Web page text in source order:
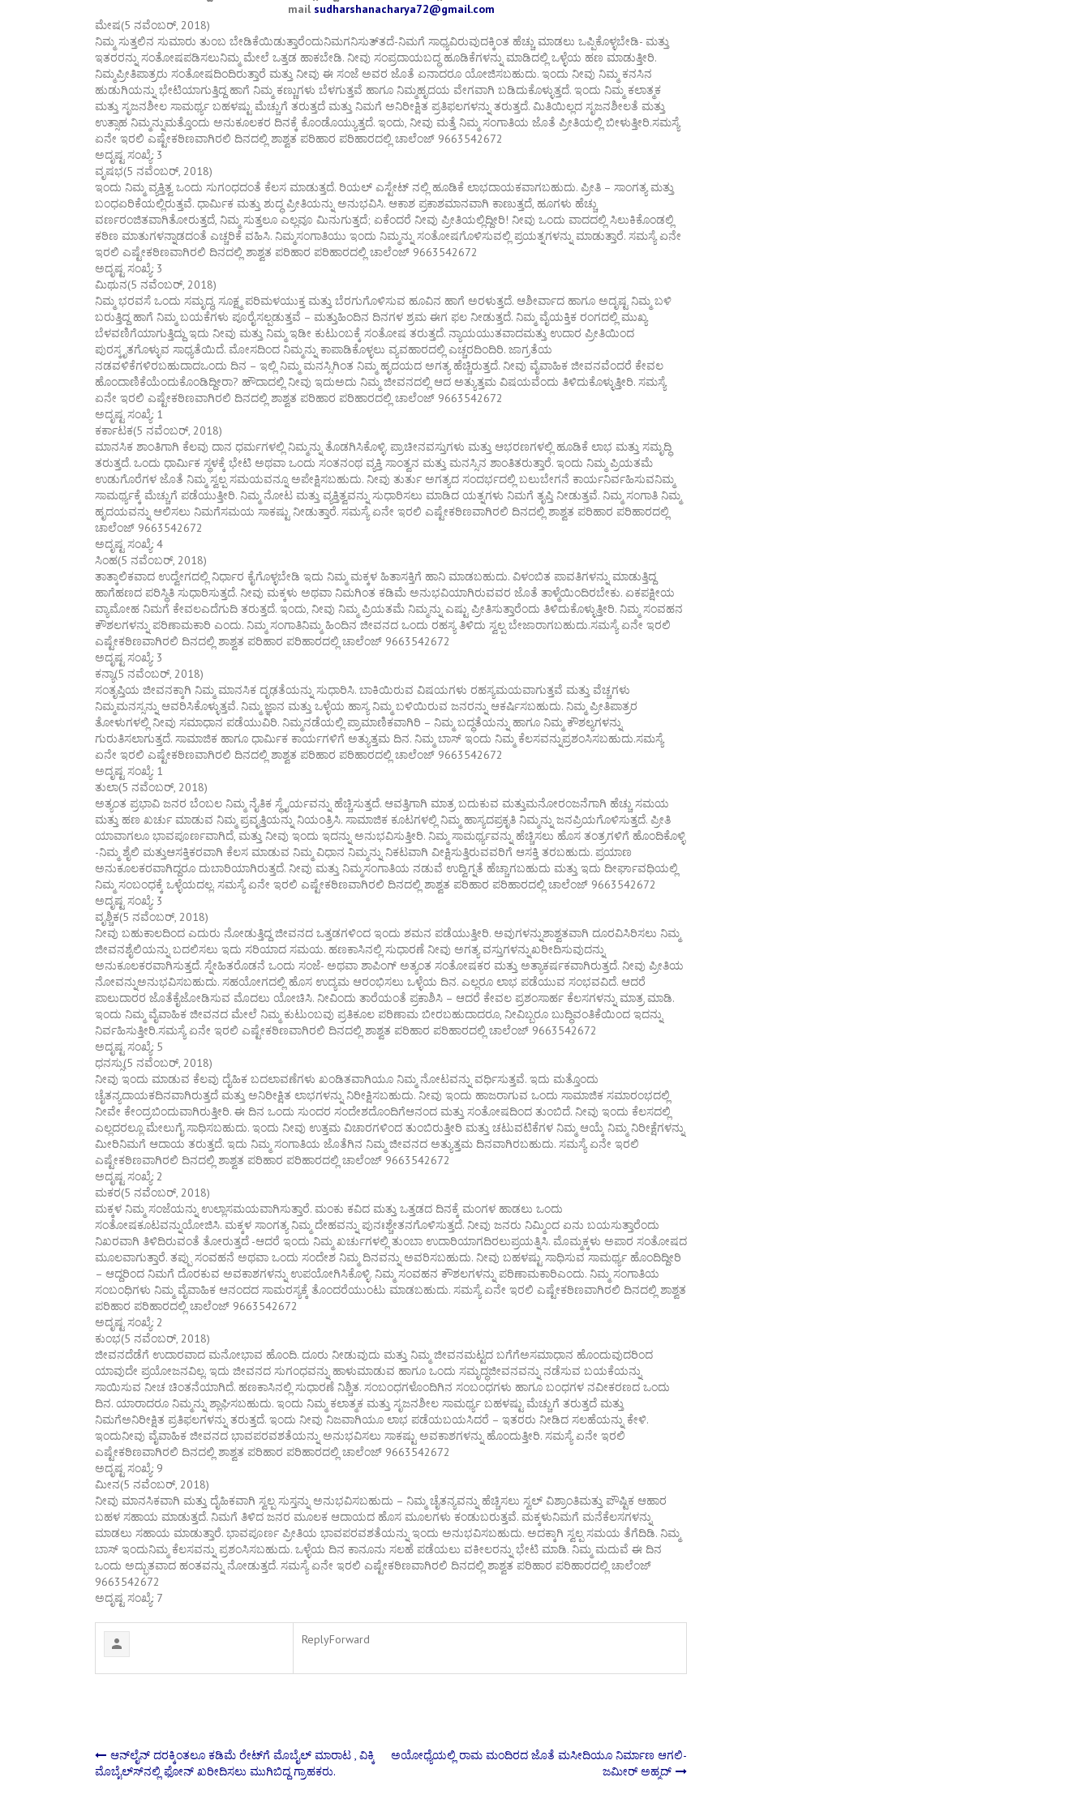
mail sudharshanacharya72@gmail.com
ಮೇಷ(5 ನವೆಂಬರ್, 2018)
ನಿಮ್ಮ ಸುತ್ತಲಿನ ಸುಮಾರು ತುಂಬ ಬೇಡಿಕೆಯಿಡುತ್ತಾರೆಂದುನಿಮಗನಿಸುತ್ತದೆ-ನಿಮಗೆ ಸಾಧ್ಯವಿರುವುದಕ್ಕಿಂತ ಹೆಚ್ಚು ಮಾಡಲು ಒಪ್ಪಿಕೊಳ್ಳಬೇಡಿ- ಮತ್ತು
ಇತರರನ್ನು ಸಂತೋಷಪಡಿಸಲುನಿಮ್ಮ ಮೇಲೆ ಒತ್ತಡ ಹಾಕಬೇಡಿ. ನೀವು ಸಂಪ್ರದಾಯಬದ್ಧ ಹೂಡಿಕೆಗಳನ್ನು ಮಾಡಿದಲ್ಲಿ ಒಳ್ಳೆಯ ಹಣ ಮಾಡುತ್ತೀರಿ.
ನಿಮ್ಮಪ್ರೀತಿಪಾತ್ರರು ಸಂತೋಷದಿಂದಿರುತ್ತಾರೆ ಮತ್ತು ನೀವು ಈ ಸಂಜೆ ಅವರ ಜೊತೆ ಏನಾದರೂ ಯೋಜಿಸಬಹುದು. ಇಂದು ನೀವು ನಿಮ್ಮ ಕನಸಿನ
ಹುಡುಗಿಯನ್ನು ಭೇಟಿಯಾಗುತ್ತಿದ್ದ ಹಾಗೆ ನಿಮ್ಮ ಕಣ್ಣುಗಳು ಬೆಳಗುತ್ತವೆ ಹಾಗೂ ನಿಮ್ಮಹೃದಯ ವೇಗವಾಗಿ ಬಡಿದುಕೊಳ್ಳುತ್ತದೆ. ಇಂದು ನಿಮ್ಮ ಕಲಾತ್ಮಕ
ಮತ್ತು ಸೃಜನಶೀಲ ಸಾಮರ್ಥ್ಯ ಬಹಳಷ್ಟು ಮೆಚ್ಚುಗೆ ತರುತ್ತದೆ ಮತ್ತು ನಿಮಗೆ ಅನಿರೀಕ್ಷಿತ ಪ್ರತಿಫಲಗಳನ್ನು ತರುತ್ತದೆ. ಮಿತಿಯಿಲ್ಲದ ಸೃಜನಶೀಲತೆ ಮತ್ತು
ಉತ್ಸಾಹ ನಿಮ್ಮನ್ನುಮತ್ತೊಂದು ಅನುಕೂಲಕರ ದಿನಕ್ಕೆ ಕೊಂಡೊಯ್ಯುತ್ತದೆ. ಇಂದು, ನೀವು ಮತ್ತೆ ನಿಮ್ಮ ಸಂಗಾತಿಯ ಜೊತೆ ಪ್ರೀತಿಯಲ್ಲಿ ಬೀಳುತ್ತೀರಿ.ಸಮಸ್ಯೆ
ಏನೇ ಇರಲಿ ಎಷ್ಟೇಕಠಿಣವಾಗಿರಲಿ ದಿನದಲ್ಲಿ ಶಾಶ್ವತ ಪರಿಹಾರ ಪರಿಹಾರದಲ್ಲಿ ಚಾಲೆಂಜ್ 9663542672
ಅದೃಷ್ಟ ಸಂಖ್ಯೆ: 3
ವೃಷಭ(5 ನವೆಂಬರ್, 2018)
ಇಂದು ನಿಮ್ಮ ವ್ಯಕ್ತಿತ್ವ ಒಂದು ಸುಗಂಧದಂತೆ ಕೆಲಸ ಮಾಡುತ್ತದೆ. ರಿಯಲ್ ಎಸ್ಟೇಟ್ ನಲ್ಲಿ ಹೂಡಿಕೆ ಲಾಭದಾಯಕವಾಗಬಹುದು. ಪ್ರೀತಿ – ಸಾಂಗತ್ಯ ಮತ್ತು
ಬಂಧಏರಿಕೆಯಲ್ಲಿರುತ್ತವೆ. ಧಾರ್ಮಿಕ ಮತ್ತು ಶುದ್ಧ ಪ್ರೀತಿಯನ್ನು ಅನುಭವಿಸಿ. ಆಕಾಶ ಪ್ರಕಾಶಮಾನವಾಗಿ ಕಾಣುತ್ತದೆ, ಹೂಗಳು ಹೆಚ್ಚು
ವರ್ಣರಂಜಿತವಾಗಿತೋರುತ್ತದೆ, ನಿಮ್ಮ ಸುತ್ತಲೂ ಎಲ್ಲವೂ ಮಿನುಗುತ್ತದೆ; ಏಕೆಂದರೆ ನೀವು ಪ್ರೀತಿಯಲ್ಲಿದ್ದೀರಿ! ನೀವು ಒಂದು ವಾದದಲ್ಲಿ ಸಿಲುಕಿಕೊಂಡಲ್ಲಿ
ಕಠಿಣ ಮಾತುಗಳನ್ನಾಡದಂತೆ ಎಚ್ಚರಿಕೆ ವಹಿಸಿ. ನಿಮ್ಮಸಂಗಾತಿಯು ಇಂದು ನಿಮ್ಮನ್ನು ಸಂತೋಷಗೊಳಿಸುವಲ್ಲಿ ಪ್ರಯತ್ನಗಳನ್ನು ಮಾಡುತ್ತಾರೆ. ಸಮಸ್ಯೆ ಏನೇ
ಇರಲಿ ಎಷ್ಟೇಕಠಿಣವಾಗಿರಲಿ ದಿನದಲ್ಲಿ ಶಾಶ್ವತ ಪರಿಹಾರ ಪರಿಹಾರದಲ್ಲಿ ಚಾಲೆಂಜ್ 9663542672
ಅದೃಷ್ಟ ಸಂಖ್ಯೆ: 3
ಮಿಥುನ(5 ನವೆಂಬರ್, 2018)
ನಿಮ್ಮ ಭರವಸೆ ಒಂದು ಸಮೃದ್ಧ, ಸೂಕ್ಷ್ಮ ಪರಿಮಳಯುಕ್ತ ಮತ್ತು ಬೆರಗುಗೊಳಿಸುವ ಹೂವಿನ ಹಾಗೆ ಅರಳುತ್ತದೆ. ಆಶೀರ್ವಾದ ಹಾಗೂ ಅದೃಷ್ಟ ನಿಮ್ಮ ಬಳಿ
ಬರುತ್ತಿದ್ದ ಹಾಗೆ ನಿಮ್ಮ ಬಯಕೆಗಳು ಪೂರೈಸಲ್ಪಡುತ್ತವೆ – ಮತ್ತುಹಿಂದಿನ ದಿನಗಳ ಶ್ರಮ ಈಗ ಫಲ ನೀಡುತ್ತದೆ. ನಿಮ್ಮ ವೈಯಕ್ತಿಕ ರಂಗದಲ್ಲಿ ಮುಖ್ಯ
ಬೆಳವಣಿಗೆಯಾಗುತ್ತಿದ್ದು ಇದು ನೀವು ಮತ್ತು ನಿಮ್ಮ ಇಡೀ ಕುಟುಂಬಕ್ಕೆ ಸಂತೋಷ ತರುತ್ತದೆ. ನ್ಯಾಯಯುತವಾದಮತ್ತು ಉದಾರ ಪ್ರೀತಿಯಿಂದ
ಪುರಸ್ಕೃತಗೊಳ್ಳುವ ಸಾಧ್ಯತೆಯಿದೆ. ಮೋಸದಿಂದ ನಿಮ್ಮನ್ನು ಕಾಪಾಡಿಕೊಳ್ಳಲು ವ್ಯವಹಾರದಲ್ಲಿ ಎಚ್ಚರದಿಂದಿರಿ. ಜಾಗ್ರತೆಯ
ನಡವಳಿಕೆಗಳಿರಬಹುದಾದಒಂದು ದಿನ – ಇಲ್ಲಿ ನಿಮ್ಮ ಮನಸ್ಸಿಗಿಂತ ನಿಮ್ಮ ಹೃದಯದ ಅಗತ್ಯ ಹೆಚ್ಚಿರುತ್ತದೆ. ನೀವು ವೈವಾಹಿಕ ಜೀವನವೆಂದರೆ ಕೇವಲ
ಹೊಂದಾಣಿಕೆಯೆಂದುಕೊಂಡಿದ್ದೀರಾ? ಹೌದಾದಲ್ಲಿ ನೀವು ಇದುಅದು ನಿಮ್ಮ ಜೀವನದಲ್ಲಿ ಆದ ಅತ್ಯುತ್ತಮ ವಿಷಯವೆಂದು ತಿಳಿದುಕೊಳ್ಳುತ್ತೀರಿ. ಸಮಸ್ಯೆ
ಏನೇ ಇರಲಿ ಎಷ್ಟೇಕಠಿಣವಾಗಿರಲಿ ದಿನದಲ್ಲಿ ಶಾಶ್ವತ ಪರಿಹಾರ ಪರಿಹಾರದಲ್ಲಿ ಚಾಲೆಂಜ್ 9663542672
ಅದೃಷ್ಟ ಸಂಖ್ಯೆ: 1
ಕರ್ಕಾಟಕ(5 ನವೆಂಬರ್, 2018)
ಮಾನಸಿಕ ಶಾಂತಿಗಾಗಿ ಕೆಲವು ದಾನ ಧರ್ಮಗಳಲ್ಲಿ ನಿಮ್ಮನ್ನು ತೊಡಗಿಸಿಕೊಳ್ಳಿ. ಪ್ರಾಚೀನವಸ್ತುಗಳು ಮತ್ತು ಆಭರಣಗಳಲ್ಲಿ ಹೂಡಿಕೆ ಲಾಭ ಮತ್ತು ಸಮೃದ್ಧಿ
ತರುತ್ತದೆ. ಒಂದು ಧಾರ್ಮಿಕ ಸ್ಥಳಕ್ಕೆ ಭೇಟಿ ಅಥವಾ ಒಂದು ಸಂತನಂಥ ವ್ಯಕ್ತಿ ಸಾಂತ್ವನ ಮತ್ತು ಮನಸ್ಸಿನ ಶಾಂತಿತರುತ್ತಾರೆ. ಇಂದು ನಿಮ್ಮ ಪ್ರಿಯತಮೆ
ಉಡುಗೊರೆಗಳ ಜೊತೆ ನಿಮ್ಮ ಸ್ವಲ್ಪ ಸಮಯವನ್ನೂ ಅಪೇಕ್ಷಿಸಬಹುದು. ನೀವು ತುರ್ತು ಅಗತ್ಯದ ಸಂದರ್ಭದಲ್ಲಿ ಬಲುಬೇಗನೆ ಕಾರ್ಯನಿರ್ವಹಿಸುವನಿಮ್ಮ
ಸಾಮರ್ಥ್ಯಕ್ಕೆ ಮೆಚ್ಚುಗೆ ಪಡೆಯುತ್ತೀರಿ. ನಿಮ್ಮ ನೋಟ ಮತ್ತು ವ್ಯಕ್ತಿತ್ವವನ್ನು ಸುಧಾರಿಸಲು ಮಾಡಿದ ಯತ್ನಗಳು ನಿಮಗೆ ತೃಪ್ತಿ ನೀಡುತ್ತವೆ. ನಿಮ್ಮ ಸಂಗಾತಿ ನಿಮ್ಮ
ಹೃದಯವನ್ನು ಆಲಿಸಲು ನಿಮಗೆಸಮಯ ಸಾಕಷ್ಟು ನೀಡುತ್ತಾರೆ. ಸಮಸ್ಯೆ ಏನೇ ಇರಲಿ ಎಷ್ಟೇಕಠಿಣವಾಗಿರಲಿ ದಿನದಲ್ಲಿ ಶಾಶ್ವತ ಪರಿಹಾರ ಪರಿಹಾರದಲ್ಲಿ
ಚಾಲೆಂಜ್ 9663542672
ಅದೃಷ್ಟ ಸಂಖ್ಯೆ: 4
ಸಿಂಹ(5 ನವೆಂಬರ್, 2018)
ತಾತ್ಕಾಲಿಕವಾದ ಉದ್ವೇಗದಲ್ಲಿ ನಿರ್ಧಾರ ಕೈಗೊಳ್ಳಬೇಡಿ ಇದು ನಿಮ್ಮ ಮಕ್ಕಳ ಹಿತಾಸಕ್ತಿಗೆ ಹಾನಿ ಮಾಡಬಹುದು. ವಿಳಂಬಿತ ಪಾವತಿಗಳನ್ನು ಮಾಡುತ್ತಿದ್ದ
ಹಾಗೆಹಣದ ಪರಿಸ್ಥಿತಿ ಸುಧಾರಿಸುತ್ತದೆ. ನೀವು ಮಕ್ಕಳು ಅಥವಾ ನಿಮಗಿಂತ ಕಡಿಮೆ ಅನುಭವಿಯಾಗಿರುವವರ ಜೊತೆ ತಾಳ್ಮೆಯಿಂದಿರಬೇಕು. ಏಕಪಕ್ಷೀಯ
ವ್ಯಾಮೋಹ ನಿಮಗೆ ಕೇವಲಎದೆಗುದಿ ತರುತ್ತದೆ. ಇಂದು, ನೀವು ನಿಮ್ಮ ಪ್ರಿಯತಮೆ ನಿಮ್ಮನ್ನು ಎಷ್ಟು ಪ್ರೀತಿಸುತ್ತಾರೆಂದು ತಿಳಿದುಕೊಳ್ಳುತ್ತೀರಿ. ನಿಮ್ಮ ಸಂವಹನ
ಕೌಶಲಗಳನ್ನು ಪರಿಣಾಮಕಾರಿ ಎಂದು. ನಿಮ್ಮ ಸಂಗಾತಿನಿಮ್ಮ ಹಿಂದಿನ ಜೀವನದ ಒಂದು ರಹಸ್ಯ ತಿಳಿದು ಸ್ವಲ್ಪ ಬೇಜಾರಾಗಬಹುದು.ಸಮಸ್ಯೆ ಏನೇ ಇರಲಿ
ಎಷ್ಟೇಕಠಿಣವಾಗಿರಲಿ ದಿನದಲ್ಲಿ ಶಾಶ್ವತ ಪರಿಹಾರ ಪರಿಹಾರದಲ್ಲಿ ಚಾಲೆಂಜ್ 9663542672
ಅದೃಷ್ಟ ಸಂಖ್ಯೆ: 3
ಕನ್ಯಾ(5 ನವೆಂಬರ್, 2018)
ಸಂತೃಪ್ತಿಯ ಜೀವನಕ್ಕಾಗಿ ನಿಮ್ಮ ಮಾನಸಿಕ ದೃಢತೆಯನ್ನು ಸುಧಾರಿಸಿ. ಬಾಕಿಯಿರುವ ವಿಷಯಗಳು ರಹಸ್ಯಮಯವಾಗುತ್ತವೆ ಮತ್ತು ವೆಚ್ಚಗಳು
ನಿಮ್ಮಮನಸ್ಸನ್ನು ಆವರಿಸಿಕೊಳ್ಳುತ್ತವೆ. ನಿಮ್ಮ ಜ್ಞಾನ ಮತ್ತು ಒಳ್ಳೆಯ ಹಾಸ್ಯ ನಿಮ್ಮ ಬಳಿಯಿರುವ ಜನರನ್ನು ಆಕರ್ಷಿಸಬಹುದು. ನಿಮ್ಮ ಪ್ರೀತಿಪಾತ್ರರ
ತೋಳುಗಳಲ್ಲಿ ನೀವು ಸಮಾಧಾನ ಪಡೆಯುವಿರಿ. ನಿಮ್ಮನಡೆಯಲ್ಲಿ ಪ್ರಾಮಾಣಿಕವಾಗಿರಿ – ನಿಮ್ಮ ಬದ್ಧತೆಯನ್ನು ಹಾಗೂ ನಿಮ್ಮ ಕೌಶಲ್ಯಗಳನ್ನು
ಗುರುತಿಸಲಾಗುತ್ತದೆ. ಸಾಮಾಜಿಕ ಹಾಗೂ ಧಾರ್ಮಿಕ ಕಾರ್ಯಗಳಿಗೆ ಅತ್ಯುತ್ತಮ ದಿನ. ನಿಮ್ಮ ಬಾಸ್ ಇಂದು ನಿಮ್ಮ ಕೆಲಸವನ್ನುಪ್ರಶಂಸಿಸಬಹುದು.ಸಮಸ್ಯೆ
ಏನೇ ಇರಲಿ ಎಷ್ಟೇಕಠಿಣವಾಗಿರಲಿ ದಿನದಲ್ಲಿ ಶಾಶ್ವತ ಪರಿಹಾರ ಪರಿಹಾರದಲ್ಲಿ ಚಾಲೆಂಜ್ 9663542672
ಅದೃಷ್ಟ ಸಂಖ್ಯೆ: 1
ತುಲಾ(5 ನವೆಂಬರ್, 2018)
ಅತ್ಯಂತ ಪ್ರಭಾವಿ ಜನರ ಬೆಂಬಲ ನಿಮ್ಮ ನೈತಿಕ ಸ್ಥೈರ್ಯವನ್ನು ಹೆಚ್ಚಿಸುತ್ತದೆ. ಆವತ್ತಿಗಾಗಿ ಮಾತ್ರ ಬದುಕುವ ಮತ್ತುಮನೋರಂಜನೆಗಾಗಿ ಹೆಚ್ಚು ಸಮಯ
ಮತ್ತು ಹಣ ಖರ್ಚು ಮಾಡುವ ನಿಮ್ಮ ಪ್ರವೃತ್ತಿಯನ್ನು ನಿಯಂತ್ರಿಸಿ. ಸಾಮಾಜಿಕ ಕೂಟಗಳಲ್ಲಿ ನಿಮ್ಮ ಹಾಸ್ಯದಪ್ರಕೃತಿ ನಿಮ್ಮನ್ನು ಜನಪ್ರಿಯಗೊಳಿಸುತ್ತದೆ. ಪ್ರೀತಿ
ಯಾವಾಗಲೂ ಭಾವಪೂರ್ಣವಾಗಿದೆ, ಮತ್ತು ನೀವು ಇಂದು ಇದನ್ನು ಅನುಭವಿಸುತ್ತೀರಿ. ನಿಮ್ಮ ಸಾಮರ್ಥ್ಯವನ್ನು ಹೆಚ್ಚಿಸಲು ಹೊಸ ತಂತ್ರಗಳಿಗೆ ಹೊಂದಿಕೊಳ್ಳಿ
-ನಿಮ್ಮ ಶೈಲಿ ಮತ್ತುಆಸಕ್ತಿಕರವಾಗಿ ಕೆಲಸ ಮಾಡುವ ನಿಮ್ಮ ವಿಧಾನ ನಿಮ್ಮನ್ನು ನಿಕಟವಾಗಿ ವೀಕ್ಷಿಸುತ್ತಿರುವವರಿಗೆ ಆಸಕ್ತಿ ತರಬಹುದು. ಪ್ರಯಾಣ
ಅನುಕೂಲಕರವಾಗಿದ್ದರೂ ದುಬಾರಿಯಾಗಿರುತ್ತದೆ. ನೀವು ಮತ್ತು ನಿಮ್ಮಸಂಗಾತಿಯ ನಡುವೆ ಉದ್ವಿಗ್ನತೆ ಹೆಚ್ಚಾಗಬಹುದು ಮತ್ತು ಇದು ದೀರ್ಘಾವಧಿಯಲ್ಲಿ
ನಿಮ್ಮ ಸಂಬಂಧಕ್ಕೆ ಒಳ್ಳೆಯದಲ್ಲ. ಸಮಸ್ಯೆ ಏನೇ ಇರಲಿ ಎಷ್ಟೇಕಠಿಣವಾಗಿರಲಿ ದಿನದಲ್ಲಿ ಶಾಶ್ವತ ಪರಿಹಾರ ಪರಿಹಾರದಲ್ಲಿ ಚಾಲೆಂಜ್ 9663542672
ಅದೃಷ್ಟ ಸಂಖ್ಯೆ: 3
ವೃಶ್ಚಿಕ(5 ನವೆಂಬರ್, 2018)
ನೀವು ಬಹುಕಾಲದಿಂದ ಎದುರು ನೋಡುತ್ತಿದ್ದ ಜೀವನದ ಒತ್ತಡಗಳಿಂದ ಇಂದು ಶಮನ ಪಡೆಯುತ್ತೀರಿ. ಅವುಗಳನ್ನುಶಾಶ್ವತವಾಗಿ ದೂರವಿಸಿರಿಸಲು ನಿಮ್ಮ
ಜೀವನಶೈಲಿಯನ್ನು ಬದಲಿಸಲು ಇದು ಸರಿಯಾದ ಸಮಯ. ಹಣಕಾಸಿನಲ್ಲಿ ಸುಧಾರಣೆ ನೀವು ಅಗತ್ಯ ವಸ್ತುಗಳನ್ನುಖರೀದಿಸುವುದನ್ನು
ಅನುಕೂಲಕರವಾಗಿಸುತ್ತದೆ. ಸ್ನೇಹಿತರೊಡನೆ ಒಂದು ಸಂಜೆ- ಅಥವಾ ಶಾಪಿಂಗ್ ಅತ್ಯಂತ ಸಂತೋಷಕರ ಮತ್ತು ಅತ್ಯಾಕರ್ಷಕವಾಗಿರುತ್ತದೆ. ನೀವು ಪ್ರೀತಿಯ
ನೋವನ್ನುಅನುಭವಿಸಬಹುದು. ಸಹಯೋಗದಲ್ಲಿ ಹೊಸ ಉದ್ಯಮ ಆರಂಭಿಸಲು ಒಳ್ಳೆಯ ದಿನ. ಎಲ್ಲರೂ ಲಾಭ ಪಡೆಯುವ ಸಂಭವವಿದೆ. ಆದರೆ
ಪಾಲುದಾರರ ಜೊತೆಕೈಜೋಡಿಸುವ ಮೊದಲು ಯೋಚಿಸಿ. ನೀವಿಂದು ತಾರೆಯಂತೆ ಪ್ರಕಾಶಿಸಿ – ಆದರೆ ಕೇವಲ ಪ್ರಶಂಸಾರ್ಹ ಕೆಲಸಗಳನ್ನು ಮಾತ್ರ ಮಾಡಿ.
ಇಂದು ನಿಮ್ಮ ವೈವಾಹಿಕ ಜೀವನದ ಮೇಲೆ ನಿಮ್ಮ ಕುಟುಂಬವು ಪ್ರತಿಕೂಲ ಪರಿಣಾಮ ಬೀರಬಹುದಾದರೂ, ನೀವಿಬ್ಬರೂ ಬುದ್ಧಿವಂತಿಕೆಯಿಂದ ಇದನ್ನು
ನಿರ್ವಹಿಸುತ್ತೀರಿ.ಸಮಸ್ಯೆ ಏನೇ ಇರಲಿ ಎಷ್ಟೇಕಠಿಣವಾಗಿರಲಿ ದಿನದಲ್ಲಿ ಶಾಶ್ವತ ಪರಿಹಾರ ಪರಿಹಾರದಲ್ಲಿ ಚಾಲೆಂಜ್ 9663542672
ಅದೃಷ್ಟ ಸಂಖ್ಯೆ: 5
ಧನಸ್ಸು(5 ನವೆಂಬರ್, 2018)
ನೀವು ಇಂದು ಮಾಡುವ ಕೆಲವು ದೈಹಿಕ ಬದಲಾವಣೆಗಳು ಖಂಡಿತವಾಗಿಯೂ ನಿಮ್ಮ ನೋಟವನ್ನು ವರ್ಧಿಸುತ್ತವೆ. ಇದು ಮತ್ತೊಂದು
ಚೈತನ್ಯದಾಯಕದಿನವಾಗಿರುತ್ತದೆ ಮತ್ತು ಅನಿರೀಕ್ಷಿತ ಲಾಭಗಳನ್ನು ನಿರೀಕ್ಷಿಸಬಹುದು. ನೀವು ಇಂದು ಹಾಜರಾಗುವ ಒಂದು ಸಾಮಾಜಿಕ ಸಮಾರಂಭದಲ್ಲಿ
ನೀವೇ ಕೇಂದ್ರಬಿಂದುವಾಗಿರುತ್ತೀರಿ. ಈ ದಿನ ಒಂದು ಸುಂದರ ಸಂದೇಶದೊಂದಿಗೆಆನಂದ ಮತ್ತು ಸಂತೋಷದಿಂದ ತುಂಬಿದೆ. ನೀವು ಇಂದು ಕೆಲಸದಲ್ಲಿ
ಎಲ್ಲದರಲ್ಲೂ ಮೇಲುಗೈ ಸಾಧಿಸಬಹುದು. ಇಂದು ನೀವು ಉತ್ತಮ ವಿಚಾರಗಳಿಂದ ತುಂಬಿರುತ್ತೀರಿ ಮತ್ತು ಚಟುವಟಿಕೆಗಳ ನಿಮ್ಮ ಆಯ್ಕೆ ನಿಮ್ಮ ನಿರೀಕ್ಷೆಗಳನ್ನು
ಮೀರಿನಿಮಗೆ ಆದಾಯ ತರುತ್ತದೆ. ಇದು ನಿಮ್ಮ ಸಂಗಾತಿಯ ಜೊತೆಗಿನ ನಿಮ್ಮ ಜೀವನದ ಅತ್ಯುತ್ತಮ ದಿನವಾಗಿರಬಹುದು. ಸಮಸ್ಯೆ ಏನೇ ಇರಲಿ
ಎಷ್ಟೇಕಠಿಣವಾಗಿರಲಿ ದಿನದಲ್ಲಿ ಶಾಶ್ವತ ಪರಿಹಾರ ಪರಿಹಾರದಲ್ಲಿ ಚಾಲೆಂಜ್ 9663542672
ಅದೃಷ್ಟ ಸಂಖ್ಯೆ: 2
ಮಕರ(5 ನವೆಂಬರ್, 2018)
ಮಕ್ಕಳ ನಿಮ್ಮ ಸಂಜೆಯನ್ನು ಉಲ್ಲಾಸಮಯವಾಗಿಸುತ್ತಾರೆ. ಮಂಕು ಕವಿದ ಮತ್ತು ಒತ್ತಡದ ದಿನಕ್ಕೆ ಮಂಗಳ ಹಾಡಲು ಒಂದು
ಸಂತೋಷಕೂಟವನ್ನುಯೋಜಿಸಿ. ಮಕ್ಕಳ ಸಾಂಗತ್ಯ ನಿಮ್ಮ ದೇಹವನ್ನು ಪುನಃಶ್ಚೇತನಗೊಳಿಸುತ್ತದೆ. ನೀವು ಜನರು ನಿಮ್ಮಿಂದ ಏನು ಬಯಸುತ್ತಾರೆಂದು
ನಿಖರವಾಗಿ ತಿಳಿದಿರುವಂತೆ ತೋರುತ್ತದೆ -ಆದರೆ ಇಂದು ನಿಮ್ಮ ಖರ್ಚುಗಳಲ್ಲಿ ತುಂಬಾ ಉದಾರಿಯಾಗದಿರಲುಪ್ರಯತ್ನಿಸಿ. ಮೊಮ್ಮಕ್ಕಳು ಅಪಾರ ಸಂತೋಷದ
ಮೂಲವಾಗುತ್ತಾರೆ. ತಪ್ಪು ಸಂವಹನೆ ಅಥವಾ ಒಂದು ಸಂದೇಶ ನಿಮ್ಮ ದಿನವನ್ನು ಅವರಿಸಬಹುದು. ನೀವು ಬಹಳಷ್ಟು ಸಾಧಿಸುವ ಸಾಮರ್ಥ್ಯ ಹೊಂದಿದ್ದೀರಿ
– ಆದ್ದರಿಂದ ನಿಮಗೆ ದೊರಕುವ ಅವಕಾಶಗಳನ್ನು ಉಪಯೋಗಿಸಿಕೊಳ್ಳಿ. ನಿಮ್ಮ ಸಂವಹನ ಕೌಶಲಗಳನ್ನು ಪರಿಣಾಮಕಾರಿಎಂದು. ನಿಮ್ಮ ಸಂಗಾತಿಯ
ಸಂಬಂಧಿಗಳು ನಿಮ್ಮ ವೈವಾಹಿಕ ಆನಂದದ ಸಾಮರಸ್ಯಕ್ಕೆ ತೊಂದರೆಯುಂಟು ಮಾಡಬಹುದು. ಸಮಸ್ಯೆ ಏನೇ ಇರಲಿ ಎಷ್ಟೇಕಠಿಣವಾಗಿರಲಿ ದಿನದಲ್ಲಿ ಶಾಶ್ವತ
ಪರಿಹಾರ ಪರಿಹಾರದಲ್ಲಿ ಚಾಲೆಂಜ್ 9663542672
ಅದೃಷ್ಟ ಸಂಖ್ಯೆ: 2
ಕುಂಭ(5 ನವೆಂಬರ್, 2018)
ಜೀವನದೆಡೆಗೆ ಉದಾರವಾದ ಮನೋಭಾವ ಹೊಂದಿ. ದೂರು ನೀಡುವುದು ಮತ್ತು ನಿಮ್ಮ ಜೀವನಮಟ್ಟದ ಬಗೆಗೆಅಸಮಾಧಾನ ಹೊಂದುವುದರಿಂದ
ಯಾವುದೇ ಪ್ರಯೋಜನವಿಲ್ಲ. ಇದು ಜೀವನದ ಸುಗಂಧವನ್ನು ಹಾಳುಮಾಡುವ ಹಾಗೂ ಒಂದು ಸಮೃದ್ಧಜೀವನವನ್ನು ನಡೆಸುವ ಬಯಕೆಯನ್ನು
ಸಾಯಿಸುವ ನೀಚ ಚಿಂತನೆಯಾಗಿದೆ. ಹಣಕಾಸಿನಲ್ಲಿ ಸುಧಾರಣೆ ನಿಶ್ಚಿತ. ಸಂಬಂಧಗಳೊಂದಿಗಿನ ಸಂಬಂಧಗಳು ಹಾಗೂ ಬಂಧಗಳ ನವೀಕರಣದ ಒಂದು
ದಿನ. ಯಾರಾದರೂ ನಿಮ್ಮನ್ನು ಶ್ಲಾಘಿಸಬಹುದು. ಇಂದು ನಿಮ್ಮ ಕಲಾತ್ಮಕ ಮತ್ತು ಸೃಜನಶೀಲ ಸಾಮರ್ಥ್ಯ ಬಹಳಷ್ಟು ಮೆಚ್ಚುಗೆ ತರುತ್ತದೆ ಮತ್ತು
ನಿಮಗೆಅನಿರೀಕ್ಷಿತ ಪ್ರತಿಫಲಗಳನ್ನು ತರುತ್ತದೆ. ಇಂದು ನೀವು ನಿಜವಾಗಿಯೂ ಲಾಭ ಪಡೆಯಬಯಸಿದರೆ – ಇತರರು ನೀಡಿದ ಸಲಹೆಯನ್ನು ಕೇಳಿ.
ಇಂದುನೀವು ವೈವಾಹಿಕ ಜೀವನದ ಭಾವಪರವಶತೆಯನ್ನು ಅನುಭವಿಸಲು ಸಾಕಷ್ಟು ಅವಕಾಶಗಳನ್ನು ಹೊಂದುತ್ತೀರಿ. ಸಮಸ್ಯೆ ಏನೇ ಇರಲಿ
ಎಷ್ಟೇಕಠಿಣವಾಗಿರಲಿ ದಿನದಲ್ಲಿ ಶಾಶ್ವತ ಪರಿಹಾರ ಪರಿಹಾರದಲ್ಲಿ ಚಾಲೆಂಜ್ 9663542672
ಅದೃಷ್ಟ ಸಂಖ್ಯೆ: 9
ಮೀನ(5 ನವೆಂಬರ್, 2018)
ನೀವು ಮಾನಸಿಕವಾಗಿ ಮತ್ತು ದೈಹಿಕವಾಗಿ ಸ್ವಲ್ಪ ಸುಸ್ತನ್ನು ಅನುಭವಿಸಬಹುದು – ನಿಮ್ಮ ಚೈತನ್ಯವನ್ನು ಹೆಚ್ಚಿಸಲು ಸ್ವಲ್ ವಿಶ್ರಾಂತಿಮತ್ತು ಪೌಷ್ಟಿಕ ಆಹಾರ
ಬಹಳ ಸಹಾಯ ಮಾಡುತ್ತದೆ. ನಿಮಗೆ ತಿಳಿದ ಜನರ ಮೂಲಕ ಆದಾಯದ ಹೊಸ ಮೂಲಗಳು ಕಂಡುಬರುತ್ತವೆ. ಮಕ್ಕಳುನಿಮಗೆ ಮನೆಕೆಲಸಗಳನ್ನು
ಮಾಡಲು ಸಹಾಯ ಮಾಡುತ್ತಾರೆ. ಭಾವಪೂರ್ಣ ಪ್ರೀತಿಯ ಭಾವಪರವಶತೆಯನ್ನು ಇಂದು ಅನುಭವಿಸಬಹುದು. ಅದಕ್ಕಾಗಿ ಸ್ವಲ್ಪ ಸಮಯ ತೆಗೆದಿಡಿ. ನಿಮ್ಮ
ಬಾಸ್ ಇಂದುನಿಮ್ಮ ಕೆಲಸವನ್ನು ಪ್ರಶಂಸಿಸಬಹುದು. ಒಳ್ಳೆಯ ದಿನ ಕಾನೂನು ಸಲಹೆ ಪಡೆಯಲು ವಕೀಲರನ್ನು ಭೇಟಿ ಮಾಡಿ. ನಿಮ್ಮ ಮದುವೆ ಈ ದಿನ
ಒಂದು ಅದ್ಭುತವಾದ ಹಂತವನ್ನು ನೋಡುತ್ತದೆ. ಸಮಸ್ಯೆ ಏನೇ ಇರಲಿ ಎಷ್ಟೇಕಠಿಣವಾಗಿರಲಿ ದಿನದಲ್ಲಿ ಶಾಶ್ವತ ಪರಿಹಾರ ಪರಿಹಾರದಲ್ಲಿ ಚಾಲೆಂಜ್
9663542672
ಅದೃಷ್ಟ ಸಂಖ್ಯೆ: 7
ReplyForward
Post
ಆನ್‍ಲೈನ್ ದರಕ್ಕಿಂತಲೂ ಕಡಿಮೆ ರೇಟ್‍ಗೆ ಮೊಬೈಲ್ ಮಾರಾಟ , ವಿಕ್ಕಿ
ಮೊಬೈಲ್ಸ್‍ನಲ್ಲಿ ಫೋನ್ ಖರೀದಿಸಲು ಮುಗಿಬಿದ್ದ ಗ್ರಾಹಕರು.
ಅಯೋಧ್ಯೆಯಲ್ಲಿ ರಾಮ ಮಂದಿರದ ಜೊತೆ ಮಸೀದಿಯೂ ನಿರ್ಮಾಣ ಆಗಲಿ-
ಜಮೀರ್ ಅಹ್ಮದ್